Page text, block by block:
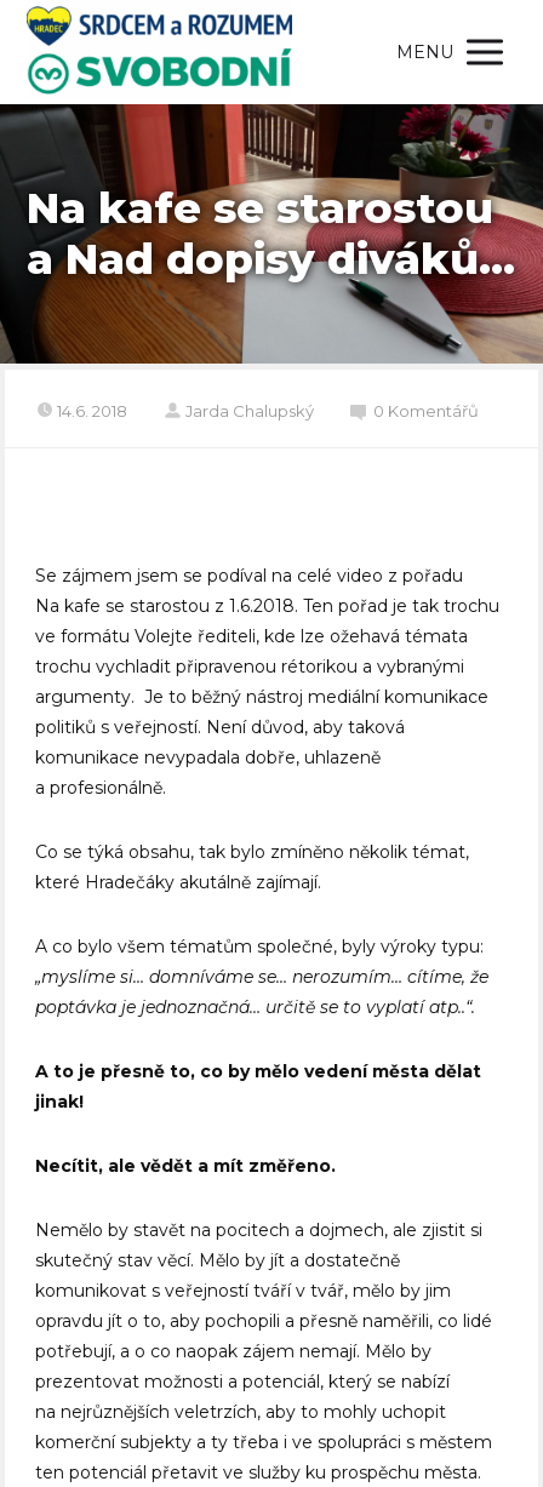
MENU
Na kafe se starostou
a Nad dopisy diváků…
14.6. 2018 Jarda Chalupský 0 Komentářů
Se zájmem jsem se podíval na celé video z pořadu
Na kafe se starostou z 1.6.2018. Ten pořad je tak trochu
ve formátu Volejte řediteli, kde lze ožehavá témata
trochu vychladit připravenou rétorikou a vybranými
argumenty. Je to běžný nástroj mediální komunikace
politiků s veřejností. Není důvod, aby taková
komunikace nevypadala dobře, uhlazeně
a profesionálně.
Co se týká obsahu, tak bylo zmíněno několik témat,
které Hradečáky akutálně zajímají.
A co bylo všem tématům společné, byly výroky typu:
„myslíme si… domníváme se… nerozumím… cítíme, že
poptávka je jednoznačná… určitě se to vyplatí atp..“.
A to je přesně to, co by mělo vedení města dělat
jinak!
Necítit, ale vědět a mít změřeno.
Nemělo by stavět na pocitech a dojmech, ale zjistit si
skutečný stav věcí. Mělo by jít a dostatečně
komunikovat s veřejností tváří v tvář, mělo by jim
opravdu jít o to, aby pochopili a přesně naměřili, co lidé
potřebují, a o co naopak zájem nemají. Mělo by
prezentovat možnosti a potenciál, který se nabízí
na nejrůznějších veletrzích, aby to mohly uchopit
komerční subjekty a ty třeba i ve spolupráci s městem
ten potenciál přetavit ve služby ku prospěchu města.